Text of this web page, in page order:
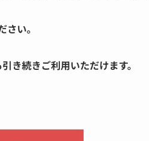
い。
き続きご利用いただけます。